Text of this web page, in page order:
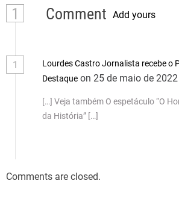
1 Comment Add yours
1
Lourdes Castro Jornalista recebe o
Destaque on 25 de maio de
[…] Veja também O espetáculo “O
da História” […]
Comments are closed.